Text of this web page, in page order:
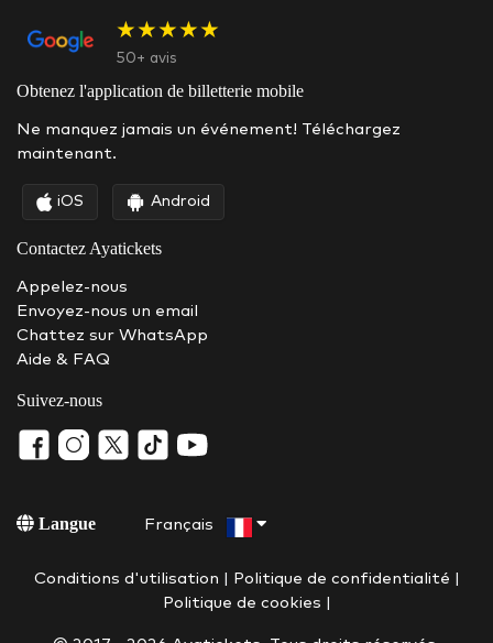
★★★★★
50+ avis
Obtenez l'application de billetterie mobile
Ne manquez jamais un événement! Téléchargez
maintenant.
iOS Android
Contactez Ayatickets
Appelez-nous
Envoyez-nous un email
Chattez sur WhatsApp
Aide & FAQ
Suivez-nous
Langue Français
Conditions d'utilisation Politique de confidentialité
Politique de cookies